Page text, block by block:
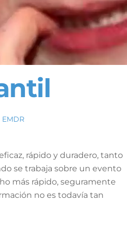
EMDR
rápido y duradero, tanto
se trabaja sobre un evento
más rápido, seguramente
no es todavía tan